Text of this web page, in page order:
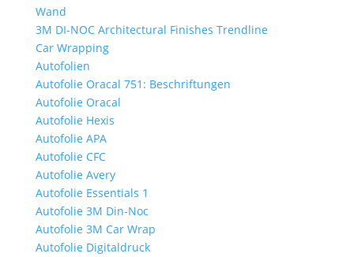
Wand
3M DI-NOC Architectural Finishes Trendline
Car Wrapping
Autofolien
Autofolie Oracal 751: Beschriftungen
Autofolie Oracal
Autofolie Hexis
Autofolie APA
Autofolie CFC
Autofolie Avery
Autofolie Essentials 1
Autofolie 3M Din-Noc
Autofolie 3M Car Wrap
Autofolie Digitaldruck